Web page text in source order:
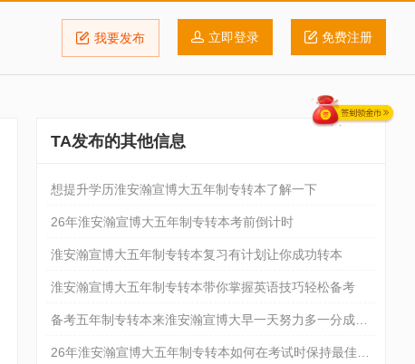
我要发布 立即登录 免费注册
TA发布的其他信息
想提升学历淮安瀚宣博大五年制专转本了解一下
26年淮安瀚宣博大五年制专转本考前倒计时
淮安瀚宣博大五年制专转本复习有计划让你成功转本
淮安瀚宣博大五年制专转本带你掌握英语技巧轻松备考
备考五年制专转本来淮安瀚宣博大早一天努力多一分成功
的可能
26年淮安瀚宣博大五年制专转本如何在考试时保持最佳状